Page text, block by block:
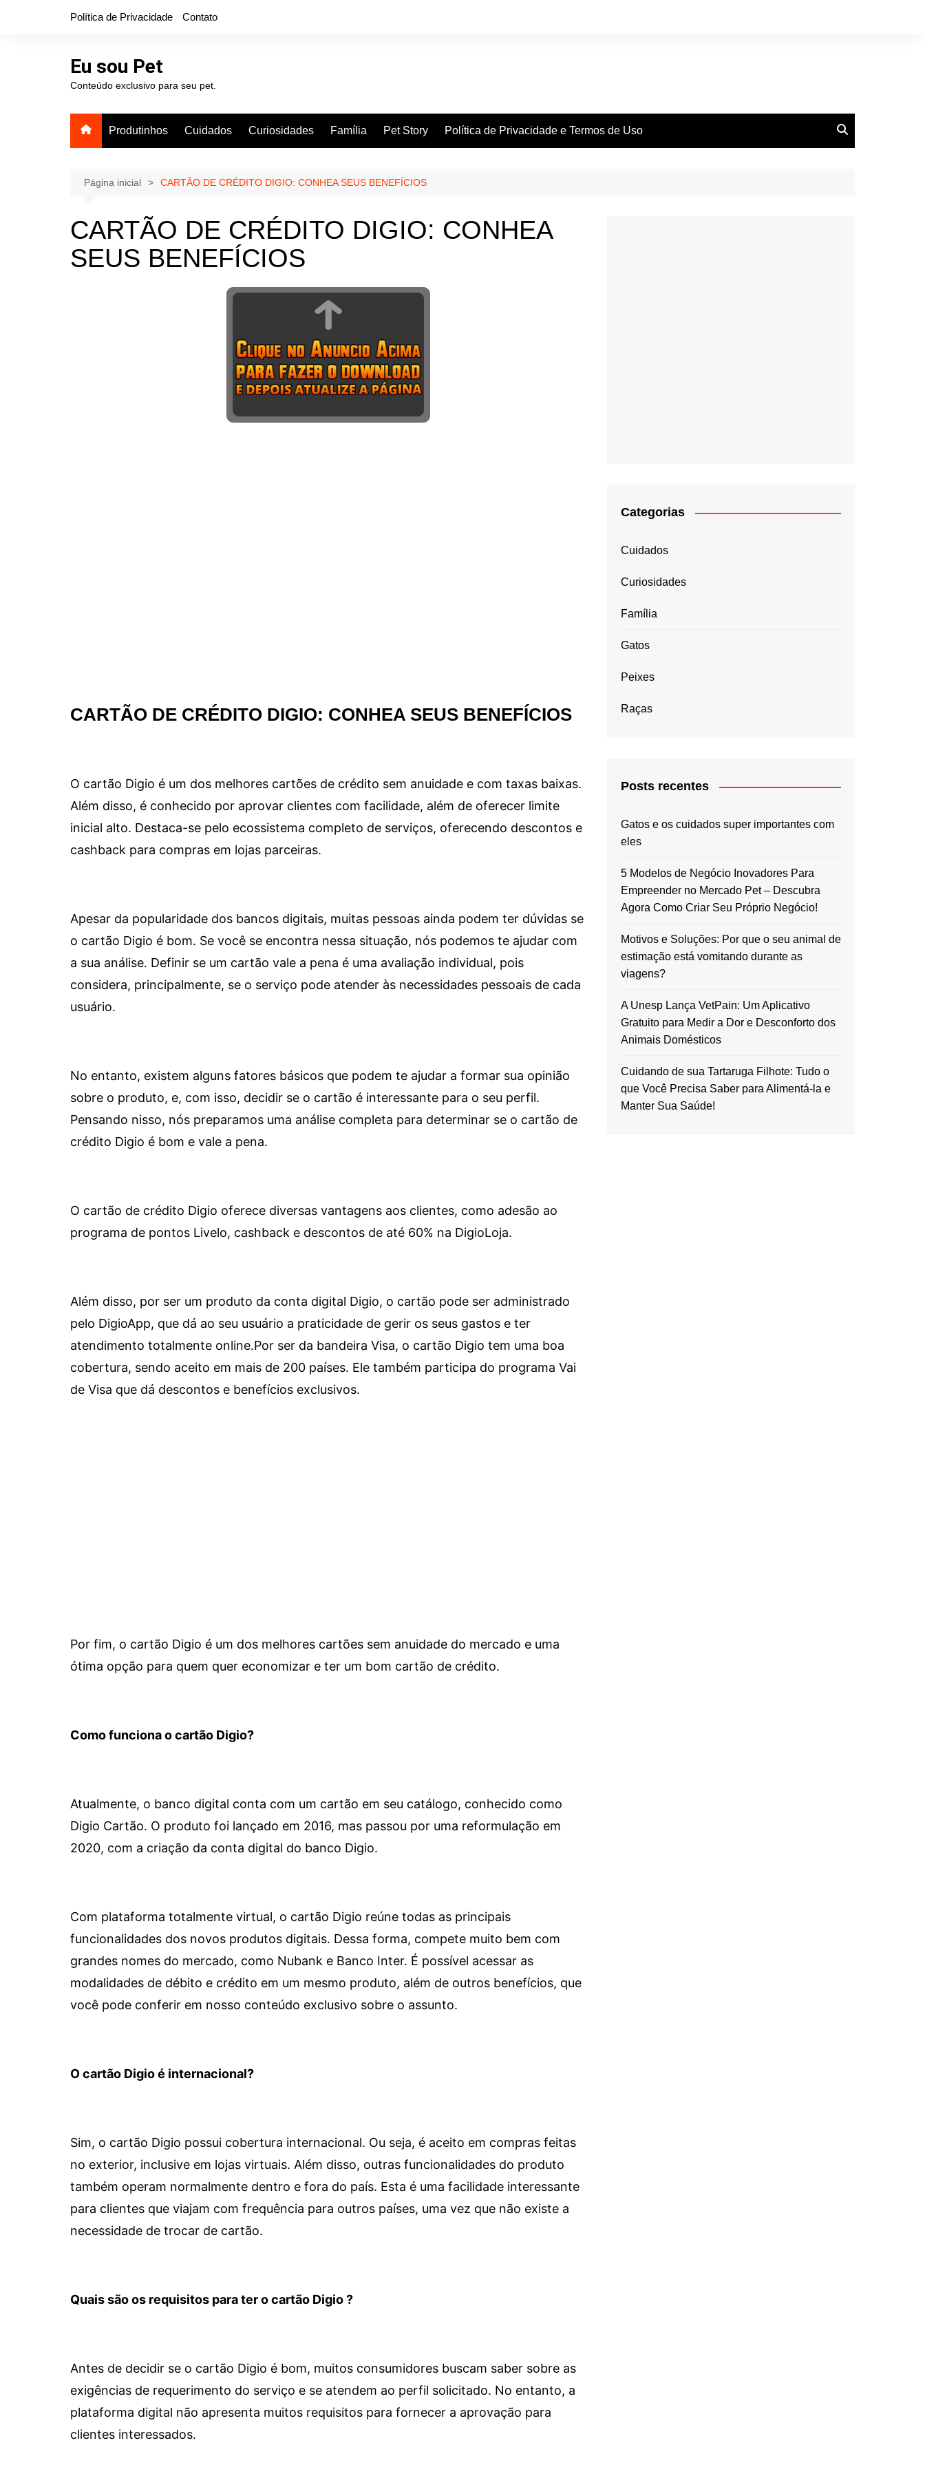
Política de Privacidade Contato
Eu sou Pet
Conteúdo exclusivo para seu pet.
Produtinhos Cuidados Curiosidades Família Pet Story Política de Privacidade e Termos de Uso
Página inicial CARTÃO DE CRÉDITO DIGIO: CONHEA SEUS BENEFÍCIOS
CARTÃO DE CRÉDITO DIGIO: CONHEA
SEUS BENEFÍCIOS
CARTÃO DE CRÉDITO DIGIO: CONHEA SEUS BENEFÍCIOS
O cartão Digio é um dos melhores cartões de crédito sem anuidade e com taxas baixas.
Além disso, é conhecido por aprovar clientes com facilidade, além de oferecer limite
inicial alto. Destaca-se pelo ecossistema completo de serviços, oferecendo descontos e
cashback para compras em lojas parceiras.
Apesar da popularidade dos bancos digitais, muitas pessoas ainda podem ter dúvidas se
o cartão Digio é bom. Se você se encontra nessa situação, nós podemos te ajudar com
a sua análise. Definir se um cartão vale a pena é uma avaliação individual, pois
considera, principalmente, se o serviço pode atender às necessidades pessoais de cada
usuário.
No entanto, existem alguns fatores básicos que podem te ajudar a formar sua opinião
sobre o produto, e, com isso, decidir se o cartão é interessante para o seu perfil.
Pensando nisso, nós preparamos uma análise completa para determinar se o cartão de
crédito Digio é bom e vale a pena.
O cartão de crédito Digio oferece diversas vantagens aos clientes, como adesão ao
programa de pontos Livelo, cashback e descontos de até 60% na DigioLoja.
Além disso, por ser um produto da conta digital Digio, o cartão pode ser administrado
pelo DigioApp, que dá ao seu usuário a praticidade de gerir os seus gastos e ter
atendimento totalmente online.Por ser da bandeira Visa, o cartão Digio tem uma boa
cobertura, sendo aceito em mais de 200 países. Ele também participa do programa Vai
de Visa que dá descontos e benefícios exclusivos.
Por fim, o cartão Digio é um dos melhores cartões sem anuidade do mercado e uma
ótima opção para quem quer economizar e ter um bom cartão de crédito.
Como funciona o cartão Digio?
Atualmente, o banco digital conta com um cartão em seu catálogo, conhecido como
Digio Cartão. O produto foi lançado em 2016, mas passou por uma reformulação em
2020, com a criação da conta digital do banco Digio.
Com plataforma totalmente virtual, o cartão Digio reúne todas as principais
funcionalidades dos novos produtos digitais. Dessa forma, compete muito bem com
grandes nomes do mercado, como Nubank e Banco Inter. É possível acessar as
modalidades de débito e crédito em um mesmo produto, além de outros benefícios, que
você pode conferir em nosso conteúdo exclusivo sobre o assunto.
O cartão Digio é internacional?
Sim, o cartão Digio possui cobertura internacional. Ou seja, é aceito em compras feitas
no exterior, inclusive em lojas virtuais. Além disso, outras funcionalidades do produto
também operam normalmente dentro e fora do país. Esta é uma facilidade interessante
para clientes que viajam com frequência para outros países, uma vez que não existe a
necessidade de trocar de cartão.
Quais são os requisitos para ter o cartão Digio ?
Antes de decidir se o cartão Digio é bom, muitos consumidores buscam saber sobre as
exigências de requerimento do serviço e se atendem ao perfil solicitado. No entanto, a
plataforma digital não apresenta muitos requisitos para fornecer a aprovação para
clientes interessados.
Categorias
Cuidados
Curiosidades
Família
Gatos
Peixes
Raças
Posts recentes
Gatos e os cuidados super importantes com
eles
5 Modelos de Negócio Inovadores Para
Empreender no Mercado Pet – Descubra
Agora Como Criar Seu Próprio Negócio!
Motivos e Soluções: Por que o seu animal de
estimação está vomitando durante as
viagens?
A Unesp Lança VetPain: Um Aplicativo
Gratuito para Medir a Dor e Desconforto dos
Animais Domésticos
Cuidando de sua Tartaruga Filhote: Tudo o
que Você Precisa Saber para Alimentá-la e
Manter Sua Saúde!